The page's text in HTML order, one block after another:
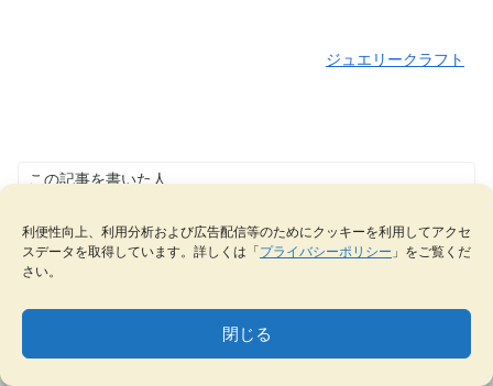
利便性向上、利用分析および広告配信等のためにクッキーを利用してアクセ
スデータを取得しています。詳しくは「 プライバシーポリシー 」をご覧くだ
さい。
閉じる
ジュエリークラフト
この記事を書いた人
「ジュエリークラフト」は、つくり手目線で、ジュエ
リー制作とジュエリービジネスに関する情報を発信、
山形県出身、ジュエリー講師歴20年。ジュエリー制作
を学びたい人、ブランドとして成長したい人に向け
て、ジュエリー制作と販売に関する情報を発信してい
る。